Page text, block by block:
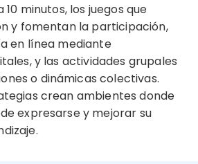
10 minutos, los juegos que
y fomentan la participación,
en línea mediante
y las actividades grupales
o dinámicas colectivas.
crean ambientes donde
expresarse y mejorar su